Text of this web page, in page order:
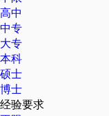
高中
中专
大专
本科
硕士
博士
经验要求